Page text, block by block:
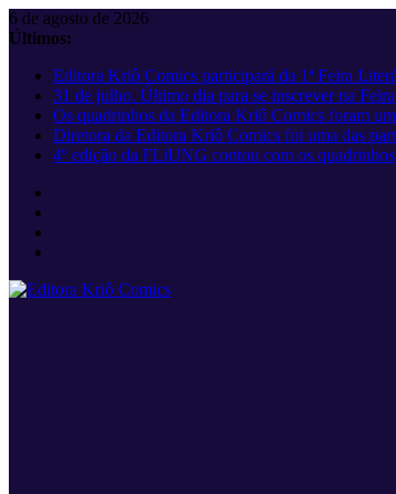
Pular
para
conteúdo
6 de agosto de 2026
Últimos:
Editora Kriô Comics participará da 1ª Feira
31 de julho. Último dia para se inscrever na
Os quadrinhos da Editora Kriô Comics foram
Diretora da Editora Kriô Comics foi uma das
4º edição da FLiUNG contou com os